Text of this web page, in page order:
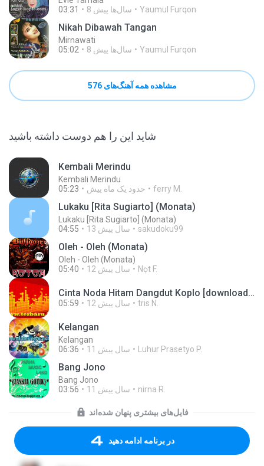
03:31
8 سال‌ها پیش Yaumul Furqon
Nikah Dibawah Tangan
Mirnawati
05:02
8 سال‌ها پیش Yaumul Furqon
مشاهده همه آهنگ‌های 576
شاید این را هم دوست داشته باشید
Kembali Merindu
Kembali Merindu
05:23
حدود یک ماه پیش ferry M.
Lukaku [Rita Sugiarto] (Monata)
Lukaku [Rita Sugiarto] (Monata)
04:55
13 سال پیش sakudoku99
Oleh - Oleh (Monata)
Oleh - Oleh (Monata)
05:40
12 سال پیش Nọt F.
Cinta Noda Hitam Dangdut Koplo [downloadmp3.terbaru.in] Anjar Agustin Monata.mp3
05:59 12 سال پیش tris N.
Kelangan
Kelangan
06:36
11 سال پیش Luhur Prasetyo P.
Bang Jono
Bang Jono
03:56
11 سال پیش nirna R.
فایل‌های بیشتری پنهان شده‌اند
در برنامه ادامه دهید